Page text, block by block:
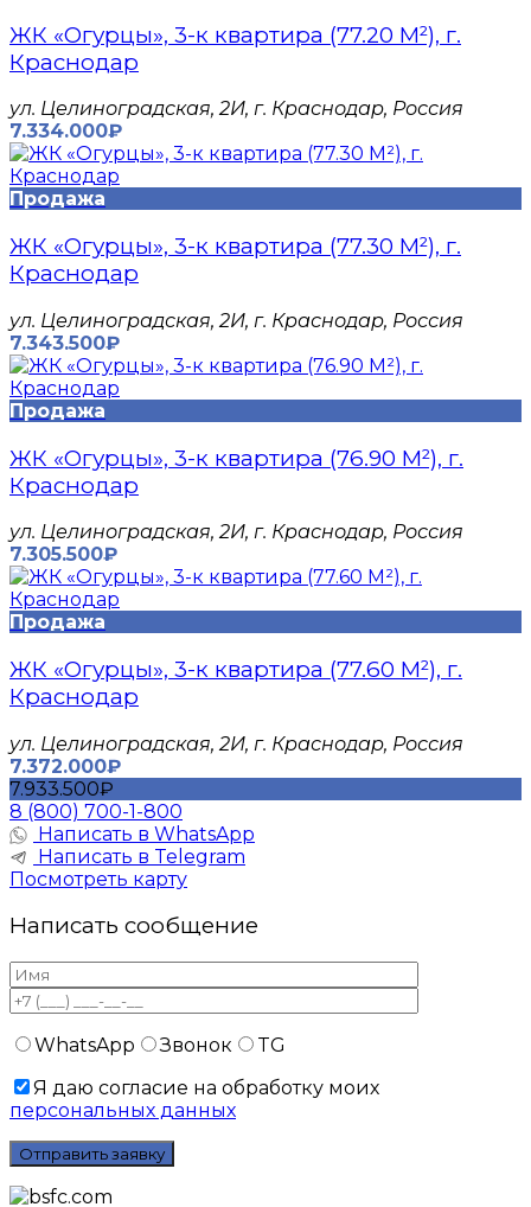
ЖК «Огурцы», 3-к квартира (77.20 М²), г.
Краснодар
​ул. Целиноградская, 2И, г. Краснодар, Россия
7.334.000₽
Продажа
ЖК «Огурцы», 3-к квартира (77.30 М²), г.
Краснодар
​ул. Целиноградская, 2И, г. Краснодар, Россия
7.343.500₽
Продажа
ЖК «Огурцы», 3-к квартира (76.90 М²), г.
Краснодар
​ул. Целиноградская, 2И, г. Краснодар, Россия
7.305.500₽
Продажа
ЖК «Огурцы», 3-к квартира (77.60 М²), г.
Краснодар
​ул. Целиноградская, 2И, г. Краснодар, Россия
7.372.000₽
7.933.500₽
8 (800) 700-1-800
Написать в WhatsApp
Написать в Telegram
Посмотреть карту
Написать сообщение
WhatsApp Звонок
TG
Я даю согласие на обработку моих
персональных данных